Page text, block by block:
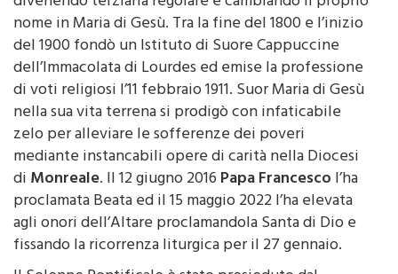
del 1900 fondò un Istituto di Suore Cappuccine
dell’Immacolata di Lourdes ed emise la professione
di voti religiosi l’11 febbraio 1911. Suor Maria di Gesù
nella sua vita terrena si prodigò con infaticabile
zelo per alleviare le sofferenze dei poveri
mediante instancabili opere di carità nella Diocesi
diMonreale. Il 12 giugno 2016Papa Francescol’ha
proclamata Beata ed il 15 maggio 2022 l’ha elevata
agli onori dell’Altare proclamandola Santa di Dio e
fissando la ricorrenza liturgica per il 27 gennaio.
Il Solenne Pontificale è stato presieduto dal